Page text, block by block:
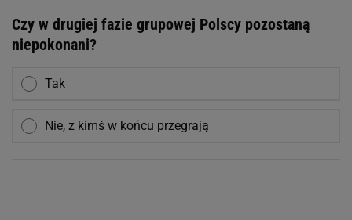
Czy w drugiej fazie grupowej Polscy pozostaną
niepokonani?
Tak
Nie, z kimś w końcu przegrają